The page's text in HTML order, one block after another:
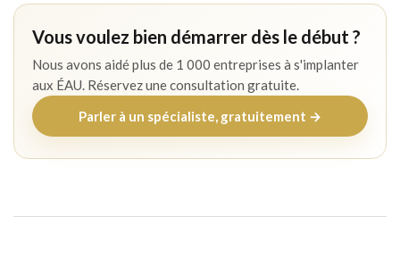
Vous voulez bien démarrer dès le début ?
Nous avons aidé plus de 1 000 entreprises à s'implanter
aux ÉAU. Réservez une consultation gratuite.
Parler à un spécialiste, gratuitement →